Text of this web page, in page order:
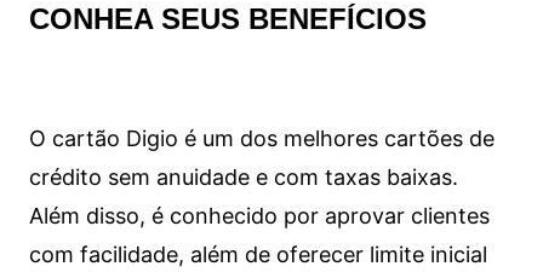
CONHEA SEUS BENEFÍCIOS
O cartão Digio é um dos melhores cartões de
crédito sem anuidade e com taxas baixas.
Além disso, é conhecido por aprovar clientes
com facilidade, além de oferecer limite inicial